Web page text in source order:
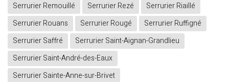
Serrurier Remouillé
Serrurier Rezé
Serrurier Riaillé
Serrurier Rouans
Serrurier Rougé
Serrurier Ruffigné
Serrurier Saffré
Serrurier Saint-Aignan-Grandlieu
Serrurier Saint-André-des-Eaux
Serrurier Sainte-Anne-sur-Brivet